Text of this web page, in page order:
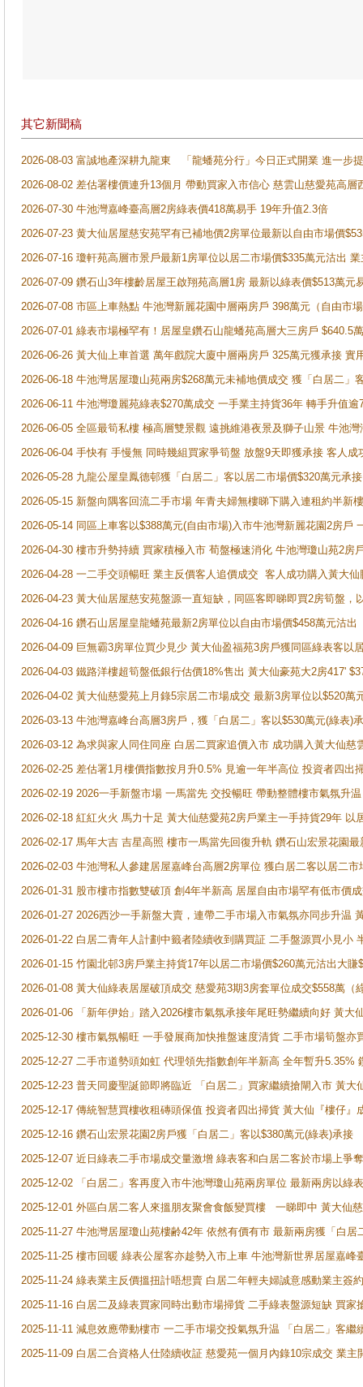
其它新聞稿
2026-08-03 富誠地產深耕九龍東 「龍蟠苑分行」今日正式開業 進一步
2026-08-02 差估署樓價連升13個月 帶動買家入市信心 慈雲山慈愛苑高層
2026-07-30 牛池灣嘉峰臺高層2房綠表價418萬易手 19年升值2.3倍
2026-07-23 黄大仙居屋慈安苑罕有已補地價2房單位最新以自由市場價
2026-07-16 瓊軒苑高層市景戶最新1房單位以居二市場價$335萬元沽出
2026-07-09 鑽石山3年樓齡居屋王啟翔苑高層1房 最新以綠表價$513萬元
2026-07-08 市區上車熱點 牛池灣新麗花園中層兩房戶 398萬元（自由市
2026-07-01 綠表市場極罕有！居屋皇鑽石山龍蟠苑高層大三房戶
2026-06-26 黃大仙上車首選 萬年戲院大廈中層兩房戶 325萬元獲承接 實
2026-06-18 牛池灣居屋瓊山苑兩房$268萬元未補地價成交 獲「白居二」
2026-06-11 牛池灣瓊麗苑綠表$270萬成交 一手業主持貨36年 轉手升值逾
2026-06-05 全區最筍私樓 極高層雙景觀 遠挑維港夜景及獅子山景 牛池
2026-06-04 手快有 手慢無 同時幾組買家爭筍盤 放盤9天即獲承接 客人
2026-05-28 九龍公屋皇鳳德邨獲「白居二」客以居二市場價$320萬元承接
2026-05-15 新盤向隅客回流二手市場 年青夫婦無樓睇下購入連租約半新
2026-05-14 同區上車客以$388萬元(自由市場)入市牛池灣新麗花園2房戶
2026-04-30 樓市升勢持續 買家積極入市 荀盤極速消化 牛池灣瓊山苑2房
2026-04-28 一二手交頭暢旺 業主反價客人追價成交 客人成功購入黃大
2026-04-23 黃大仙居屋慈安苑盤源一直短缺，同區客即睇即買2房筍盤，
2026-04-16 鑽石山居屋皇龍蟠苑最新2房單位以自由市場價$458萬元沽出
2026-04-09 巨無霸3房單位買少見少 黃大仙盈福苑3房戶獲同區綠表客以
2026-04-03 鐵路洋樓超筍盤低銀行估價18%售出 黃大仙豪苑大2房417'
2026-04-02 黃大仙慈愛苑上月錄5宗居二市場成交 最新3房單位以$520萬
2026-03-13 牛池灣嘉峰台高層3房戶，獲「白居二」客以$530萬元(綠表)
2026-03-12 為求與家人同住同座 白居二買家追價入市 成功購入黃大仙
2026-02-25 差估署1月樓價指數按月升0.5% 見逾一年半高位 投資者四
2026-02-19 2026一手新盤市場 一馬當先 交投暢旺 帶動整體樓市氣氛升
2026-02-18 紅紅火火 馬力十足 黃大仙慈愛苑2房戶業主一手持貨29年 以
2026-02-17 馬年大吉 吉星高照 樓市一馬當先回復升軌 鑽石山宏景花園
2026-02-03 牛池灣私人參建居屋嘉峰台高層2房單位 獲白居二客以居二市
2026-01-31 股市樓市指數雙破頂 創4年半新高 居屋自由市場罕有低市價
2026-01-27 2026西沙一手新盤大賣，連帶二手市場入市氣氛亦同步升温
2026-01-22 白居二青年人計劃中籤者陸續收到購買証 二手盤源買小見小
2026-01-15 竹園北邨3房戶業主持貨17年以居二市場價$260萬元沽出大賺
2026-01-08 黃大仙綠表居屋破頂成交 慈愛苑3期3房套單位成交$558萬（
2026-01-06 「新年伊始」踏入2026樓市氣氛承接年尾旺勢繼續向好 黃
2025-12-30 樓市氣氛暢旺 一手發展商加快推盤速度清貨 二手市場筍盤
2025-12-27 二手市道勢頭如虹 代理領先指數創年半新高 全年暫升5.35%
2025-12-23 普天同慶聖誕節即將臨近 「白居二」買家繼續搶閘入市 黃
2025-12-17 傳統智慧買樓收租磚頭保值 投資者四出掃貨 黃大仙『樓仔
2025-12-16 鑽石山宏景花園2房戶獲「白居二」客以$380萬元(綠表)承接
2025-12-07 近日綠表二手市場成交量激增 綠表客和白居二客於市場上
2025-12-02 「白居二」客再度入市牛池灣瓊山苑兩房單位 最新兩房以綠
2025-12-01 外區白居二客人來搵朋友聚會食飯變買樓 一睇即中 黃大仙
2025-11-27 牛池灣居屋瓊山苑樓齢42年 依然有價有市 最新兩房獲「白居
2025-11-25 樓市回暖 綠表公屋客亦趁勢入市上車 牛池灣新世界居屋嘉峰
2025-11-24 綠表業主反價搵扭計唔想賣 白居二年輕夫婦誠意感動業主簽
2025-11-16 白居二及綠表買家同時出動市場掃貨 二手綠表盤源短缺 買
2025-11-11 減息效應帶動樓市 一二手市場交投氣氛升温 「白居二」客
2025-11-09 白居二合資格人仕陸續收証 慈愛苑一個月內錄10宗成交 業